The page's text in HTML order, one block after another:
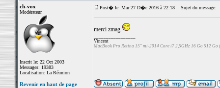
ch-vox
Modérateur
Inscrit le: 22 Oct 2003
Messages: 19383
Localisation: La Réunion
Post� le: Mar 27 D�c 2016 à 22:18 Sujet du message:
merci zmag
Vincent
MacBook Pro Retina 15" mi-2014 Core i7 2,5GHz 16 Go 512 Go
Revenir en haut de page